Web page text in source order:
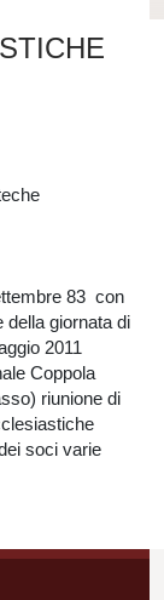
83 con
della giornata di
2011
Coppola
riunione di
soci varie